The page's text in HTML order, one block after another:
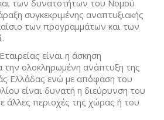
των δυνατοτήτων του Νομού
συγκεκριμένης αναπτυξιακής
των προγραμμάτων και των
είναι η άσκηση
την ολοκληρωμένη ανάπτυξη της
Ελλάδας ενώ με απόφαση του
είναι δυνατή η διεύρυνση του
άλλες περιοχές της χώρας ή του